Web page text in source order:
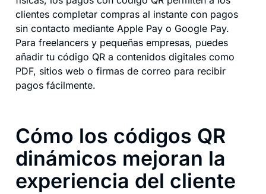
clientes completar compras al instante con pagos
sin contacto mediante Apple Pay o Google Pay.
Para freelancers y pequeñas empresas, puedes
añadir tu código QR a contenidos digitales como
PDF, sitios web o firmas de correo para recibir
pagos fácilmente.
Cómo los códigos QR
dinámicos mejoran la
experiencia del cliente